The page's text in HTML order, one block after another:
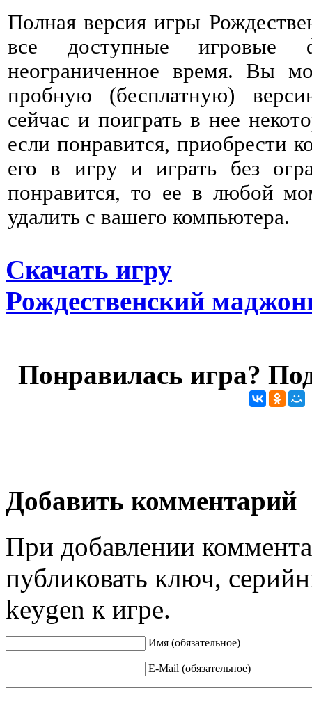
Полная версия игры
все доступные
неограниченное время. Вы
пробную (бесплатную)
сейчас и поиграть в нее
если понравится, приобрести
его в игру и играть без
понравится, то ее в любой
удалить с вашего компьютера.
Скачать игру
Рождественский
Понравилась игра?
Добавить комментарий
При добавлении
публиковать ключ,
keygen к игре.
Имя (обязательное)
E-Mail (обязательное)